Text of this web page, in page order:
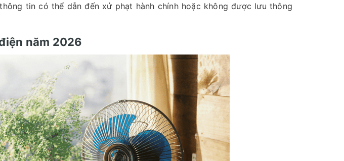
tin có thể dẫn đến xử phạt hành chính hoặc không được lưu thông
năm 2026